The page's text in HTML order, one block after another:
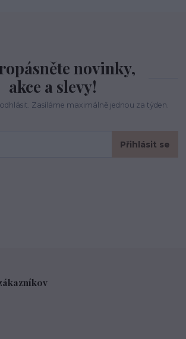
novinky,
akce a slevy!
Zasíláme maximálně jednou za týden.
Přihlásit se